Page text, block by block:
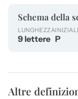
Schema della
LUNGHEZZA
9 lettere P
Altre